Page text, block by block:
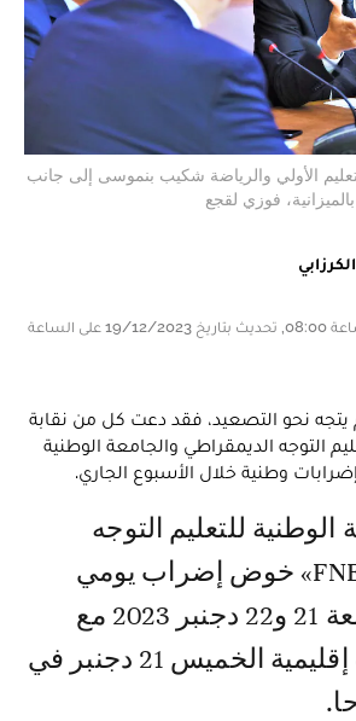
الأولي والرياضة شكيب بنموسى إلى جانب
فوزي لقجع
في 19/12/2023 على الساعة 08:00, تحديث بتاريخ 19/12/2023 على الساعة
يتجه نحو التصعيد، فقد دعت كل من نقابة
التوجه الديمقراطي والجامعة الوطنية
وطنية خلال الأسبوع الجاري.
الديمقراطي «FNE» خوض إضراب يومي
الخميس والجمعة 21 و22 دجنبر 2023 مع
تنظيم ووقفات إقليمية الخميس 21 دجنبر في